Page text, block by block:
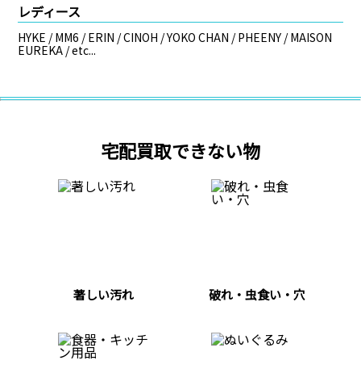
レディース
HYKE / MM6 / ERIN / CINOH / YOKO CHAN / PHEENY / MAISON
EUREKA / etc...
宅配買取できない物
著しい汚れ 破れ・虫食い・穴